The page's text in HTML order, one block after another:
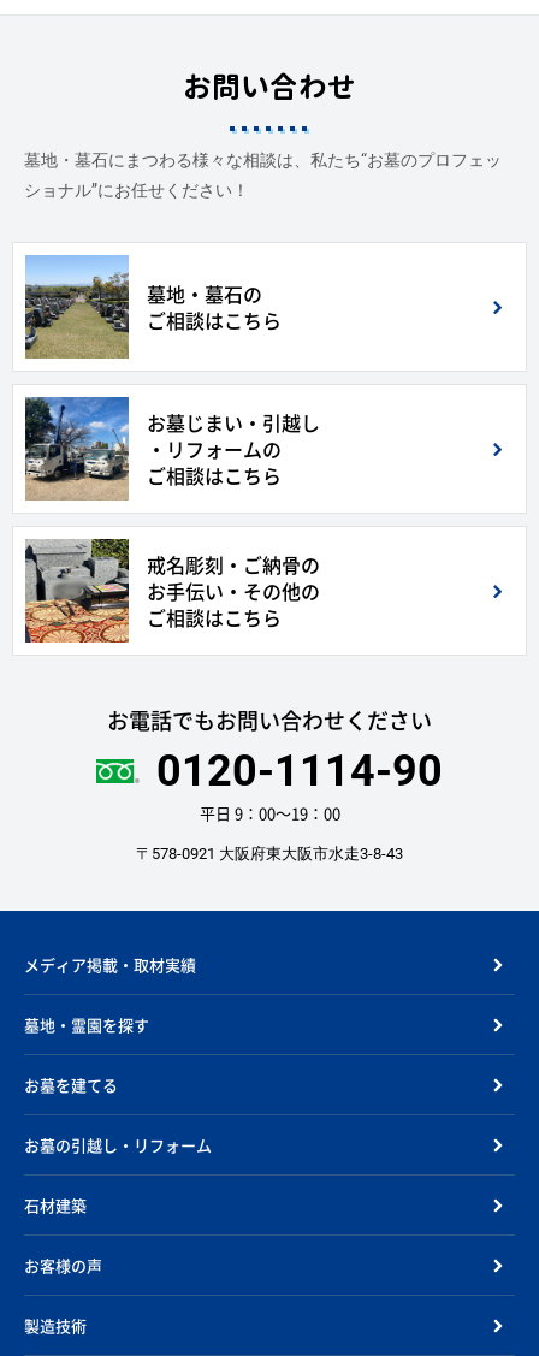
お問い合わせ
墓地・墓石にまつわる様々な相談は、私たち“お墓のプロフェッ
ショナル”にお任せください！
墓地・墓石の
ご相談はこちら
お墓じまい・引越し
・リフォームの
ご相談はこちら
戒名彫刻・ご納骨の
お手伝い・その他の
ご相談はこちら
お電話でもお問い合わせください
0120-1114-90
平日 9：00〜19：00
〒578-0921 大阪府東大阪市水走3-8-43
メディア掲載・取材実績
墓地・霊園を探す
お墓を建てる
お墓の引越し・リフォーム
石材建築
お客様の声
製造技術